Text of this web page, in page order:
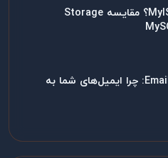
InnoDB یا MyISAM؟ مقایسه Storage
Email Deliverability: چرا ایمیل‌های شما به